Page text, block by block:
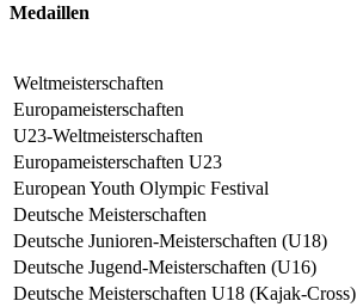
Medaillen
Weltmeisterschaften
Europameisterschaften
U23-Weltmeisterschaften
Europameisterschaften U23
European Youth Olympic Festival
Deutsche Meisterschaften
Deutsche Junioren-Meisterschaften (U18)
Deutsche Jugend-Meisterschaften (U16)
Deutsche Meisterschaften U18 (Kajak-Cross)